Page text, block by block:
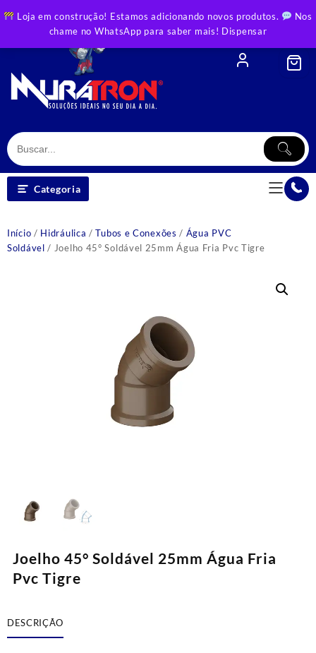
Loja em construção! Estamos adicionando novos produtos.
Nos
chame no WhatsApp para saber mais! Dispensar
to
Categoria
Início / Hidráulica /Tubos e Conexões / Água PVC
Soldável / Joelho 45° Soldável 25mm Água Fria Pvc Tigre
Joelho 45° Soldável 25mm Água Fria
Pvc Tigre
DESCRIÇÃO